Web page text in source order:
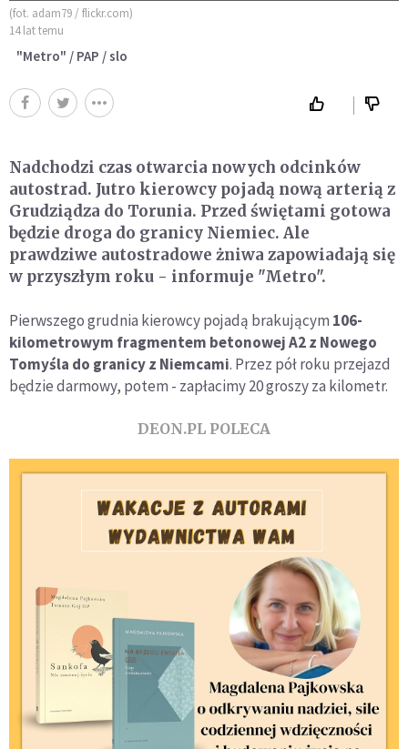
(fot. adam79 / flickr.com)
14 lat temu
"Metro" / PAP / slo
Nadchodzi czas otwarcia nowych odcinków
autostrad. Jutro kierowcy pojadą nową arterią z
Grudziądza do Torunia. Przed świętami gotowa
będzie droga do granicy Niemiec. Ale
prawdziwe autostradowe żniwa zapowiadają się
w przyszłym roku - informuje "Metro".
Pierwszego grudnia kierowcy pojadą brakującym 106-
kilometrowym fragmentem betonowej A2 z Nowego
Tomyśla do granicy z Niemcami. Przez pół roku przejazd
będzie darmowy, potem - zapłacimy 20 groszy za kilometr.
DEON.PL POLECA